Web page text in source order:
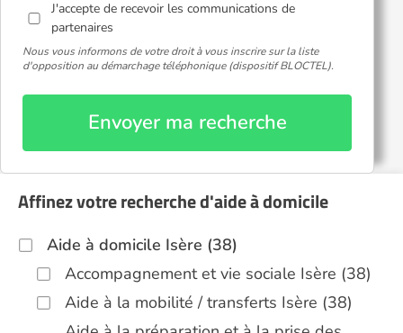
J'accepte de recevoir les communications de
partenaires
Nous vous informons de votre droit à vous inscrire sur la liste
d'opposition au démarchage téléphonique (dispositif BLOCTEL).
Envoyer ma recherche
Affinez votre recherche d'aide à domicile
Aide à domicile Isère (38)
Accompagnement et vie sociale Isère (38)
Aide à la mobilité / transferts Isère (38)